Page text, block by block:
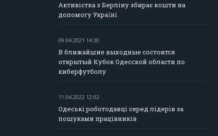
Активістка з Берліну збирає кошти на
допомогу Україні
09.04.2021 14:30
В ближайшие выходные состоится
открытый Кубок Одесской области по
киберфутболу
11.04.2022 12:02
Одеські роботодавці серед лідерів за
пошуками працівників